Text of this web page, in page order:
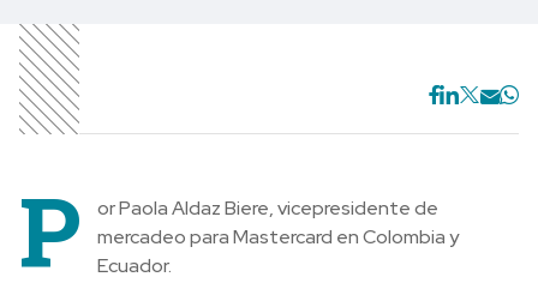
P
or Paola Aldaz Biere, vicepresidente de
mercadeo para Mastercard en Colombia y
Ecuador.